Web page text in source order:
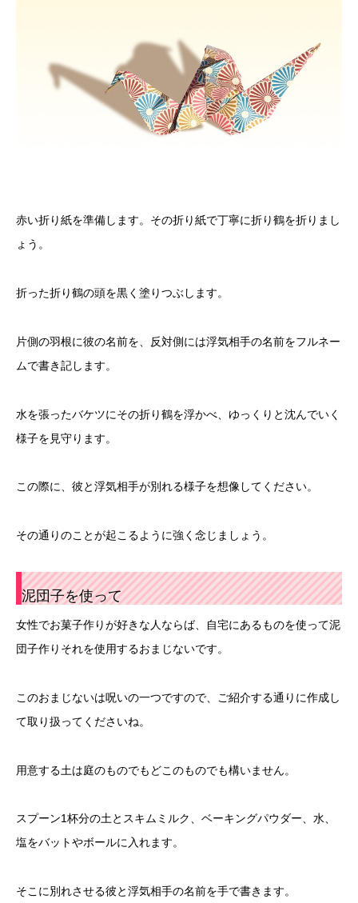
赤い折り紙を準備します。その折り紙で丁寧に折り鶴を折りまし
ょう。
折った折り鶴の頭を黒く塗りつぶします。
片側の羽根に彼の名前を、反対側には浮気相手の名前をフルネー
ムで書き記します。
水を張ったバケツにその折り鶴を浮かべ、ゆっくりと沈んでいく
様子を見守ります。
この際に、彼と浮気相手が別れる様子を想像してください。
その通りのことが起こるように強く念じましょう。
泥団子を使って
女性でお菓子作りが好きな人ならば、自宅にあるものを使って泥
団子作りそれを使用するおまじないです。
このおまじないは呪いの一つですので、ご紹介する通りに作成し
て取り扱ってくださいね。
用意する土は庭のものでもどこのものでも構いません。
スプーン1杯分の土とスキムミルク、ベーキングパウダー、水、
塩をバットやボールに入れます。
そこに別れさせる彼と浮気相手の名前を手で書きます。